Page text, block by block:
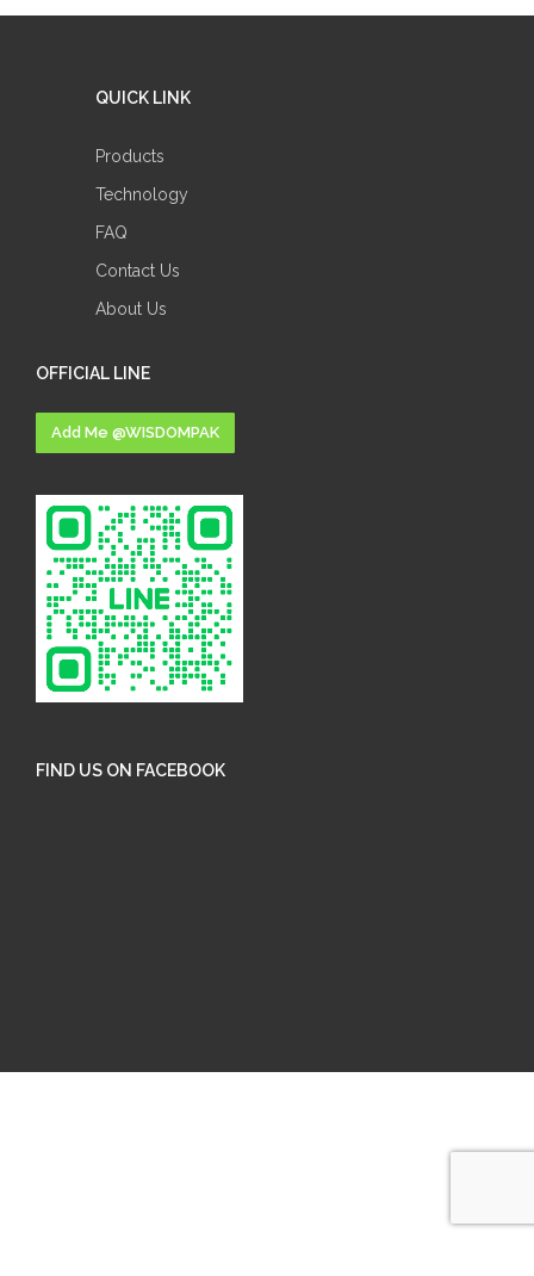
QUICK LINK
Products
Technology
FAQ
Contact Us
About Us
OFFICIAL LINE
Add Me @WISDOMPAK
FIND US ON FACEBOOK